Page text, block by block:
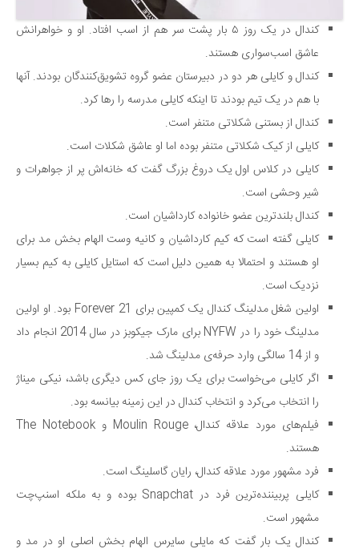
عکاسی و هنرهای تجسمی
کتاب و کتاب‌خوانی
تاریخ
معماری
علمی
فناوری‌ها
نجوم و هوا فضا
زمین و محیط زیست
خودرو
سرگرمی
دانستنی‌ها
بازی
طنز
فال
مسابقه
کندال در یک روز ۵ بار پشت سر هم از اسب افتاد. او و خواهرانش
عاشق اسب‌سواری هستند.
کندال و کایلی هر دو در دبیرستان عضو گروه تشویق‌کنندگان بودند. آنها
با هم در یک تیم بودند تا اینکه کایلی مدرسه را رها کرد.
کندال از بستنی شکلاتی متنفر است.
کایلی از کیک شکلاتی متنفر بوده اما او عاشق شکلات است.
کایلی در کلاس اول یک دروغ بزرگ گفت که خانه‌اش پر از جواهرات و
شیر وحشی است.
کندال بلند‌ترین عضو خانواده کارداشیان است.
کایلی گفته است که کیم کارداشیان و کانیه وست الهام بخش مد برای
او هستند و احتمالا به همین دلیل است که استایل کایلی به کیم بسیار
نزدیک است.
اولین شغل مدلینگ کندال یک کمپین برای Forever 21 بود. او اولین
مدلینگ خود را در NYFW برای مارک جیکوبز در سال 2014 انجام داد
و از 14 سالگی وارد حرفه‌ی مدلینگ شد.
اگر کایلی می‌خواست برای یک روز جای کس دیگری باشد، نیکی میناژ
را انتخاب می‌کرد و انتخاب کندال در این زمینه بیانسه بود.
فیلم‌های مورد علاقه کندال، Moulin Rouge و The Notebook
هستند.
فرد مشهور مورد علاقه کندال، رایان گاسلینگ است.
کایلی پربیننده‌ترین فرد در Snapchat بوده و به ملکه اسنپ‌چت
مشهور است.
کندال یک بار گفت که مایلی سایرس الهام بخش اصلی او در مد و